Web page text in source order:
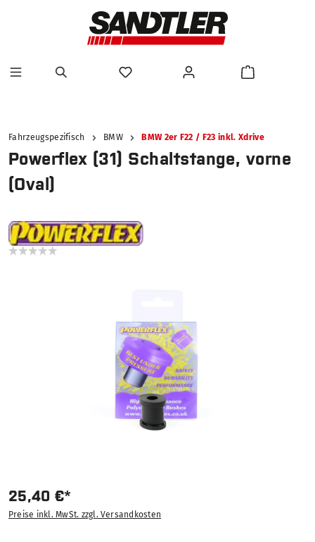
Fahrzeugspezifisch BMW BMW 2er F22 / F23 inkl. Xdrive
Powerflex (31) Schaltstange, vorne
(Oval)
25,40 €*
Preise inkl. MwSt. zzgl. Versandkosten